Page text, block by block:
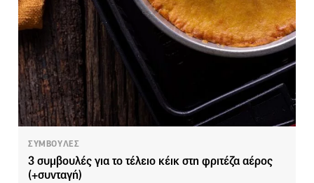
ΣΥΜΒΟΥΛΕΣ
3 συμβουλές για το τέλειο κέικ στη φριτέζα αέρος
(+συνταγή)